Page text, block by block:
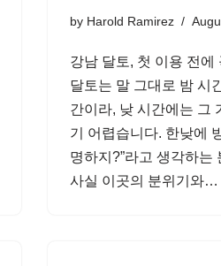
by Harold Ramirez
강남 달토, 첫 이용 전에
달토는 말 그대로 밤 시
간이라, 낮 시간에는 그
기 어렵습니다. 한낮에
명하지?”라고 생각하는
사실 이곳의 분위기와…